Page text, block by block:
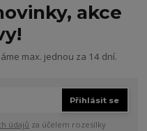
akce
max. jednou za 14 dní.
Přihlásit se
údajů za účelem rozesílky